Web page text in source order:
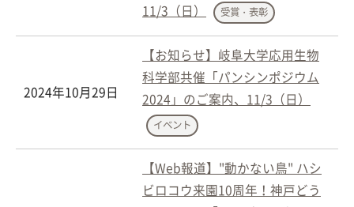
11/3（日）
受賞・表彰
2024年10月29日
【お知らせ】岐阜大学応用生物
科学部共催「パンシンポジウム
2024」のご案内、11/3（日）
イベント
【Web報道】"動かない鳥" ハシ
ビロコウ来園10周年！神戸どう